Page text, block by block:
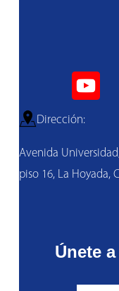
Dirección:
Avenida
piso 16, La Hoyada,
Únete